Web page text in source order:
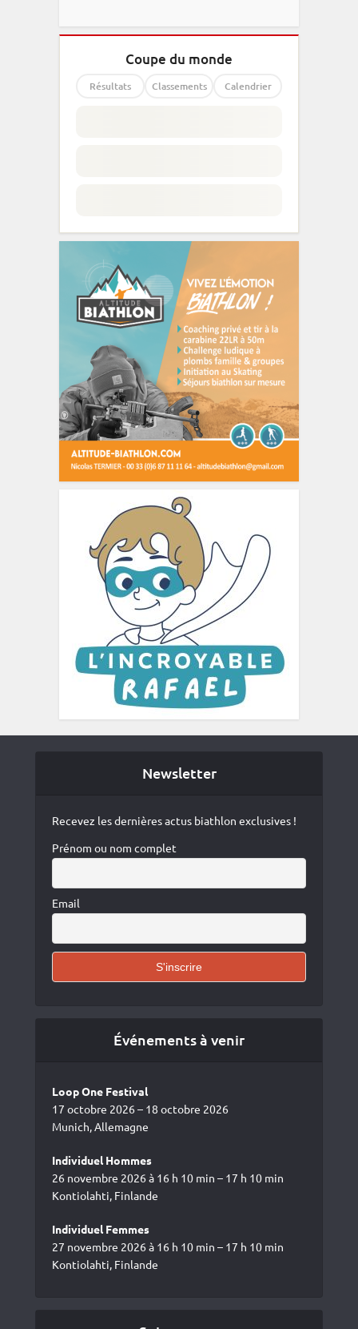
Coupe du monde
Résultats Classements Calendrier
Newsletter
Recevez les dernières actus biathlon exclusives !
Prénom ou nom complet
Email
Événements à venir
Loop One Festival
17 octobre 2026 – 18 octobre 2026
Munich, Allemagne
Individuel Hommes
26 novembre 2026 à 16 h 10 min – 17 h 10 min
Kontiolahti, Finlande
Individuel Femmes
27 novembre 2026 à 16 h 10 min – 17 h 10 min
Kontiolahti, Finlande